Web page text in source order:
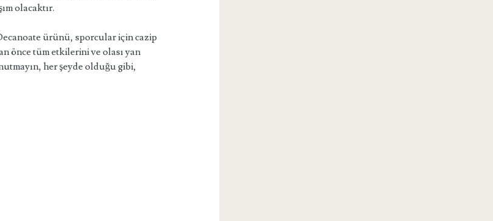
olacaktır.
ürünü, sporcular için cazip
önce tüm etkilerini ve olası yan
her şeyde olduğu gibi,